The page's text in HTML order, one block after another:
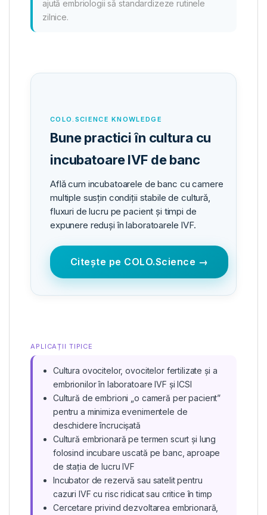
ajută embriologii să standardizeze rutinele
zilnice.
COLO.SCIENCE KNOWLEDGE
Bune practici în cultura cu
incubatoare IVF de banc
Află cum incubatoarele de banc cu camere
multiple susțin condiții stabile de cultură,
fluxuri de lucru pe pacient și timpi de
expunere reduși în laboratoarele IVF.
Citește pe COLO.Science →
APLICAȚII TIPICE
Cultura ovocitelor, ovocitelor fertilizate și a
embrionilor în laboratoare IVF și ICSI
Cultură de embrioni „o cameră per pacient”
pentru a minimiza evenimentele de
deschidere încrucișată
Cultură embrionară pe termen scurt și lung
folosind incubare uscată pe banc, aproape
de stația de lucru IVF
Incubator de rezervă sau satelit pentru
cazuri IVF cu risc ridicat sau critice în timp
Cercetare privind dezvoltarea embrionară,